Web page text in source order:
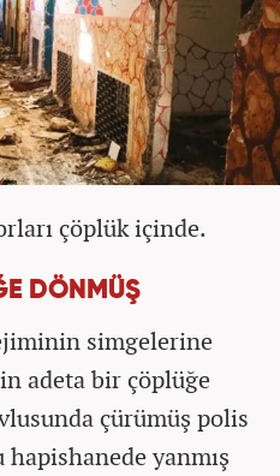
çöplük içinde.
DÖNMÜŞ
simgelerine
adeta bir çöplüğe
çürümüş polis
yanmış